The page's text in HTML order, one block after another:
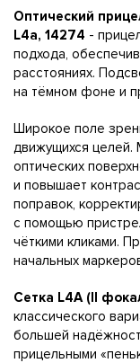
Оптический
L4a, 14274 -
подхода,
расстояниях.
на тёмном фоне и
Широкое поле
движущихся целей.
оптических
и повышает
поправок,
с помощью
чёткими кликами.
начальных
Сетка L4А (ІІ
классического
большей
прицельными